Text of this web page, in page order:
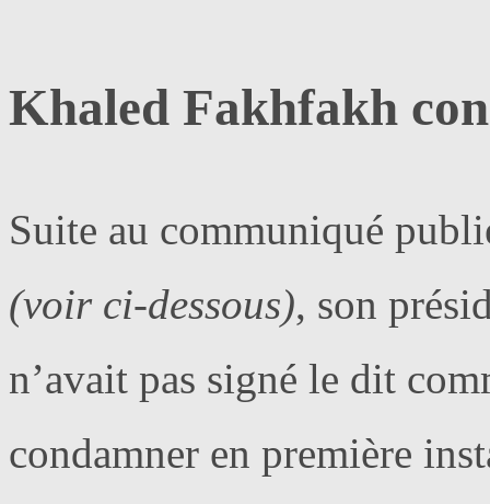
Khaled Fakhfakh
Suite au communiqué
(voir ci-dessous), son
n’avait pas signé le dit
condamner en première